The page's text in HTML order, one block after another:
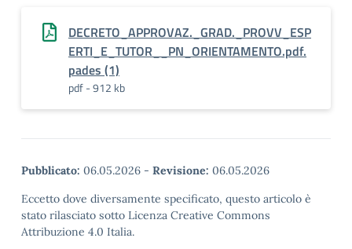
DECRETO_APPROVAZ._GRAD._PROVV_ESP
ERTI_E_TUTOR__PN_ORIENTAMENTO.pdf.
pades (1)
pdf - 912 kb
Pubblicato: 06.05.2026 - Revisione: 06.05.2026
Eccetto dove diversamente specificato, questo articolo è
stato rilasciato sotto Licenza Creative Commons
Attribuzione 4.0 Italia.